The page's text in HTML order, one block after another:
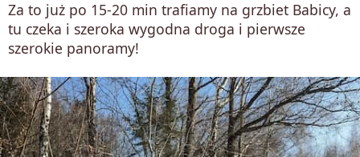
Za to już po 15-20 min trafiamy na grzbiet Babicy, a
tu czeka i szeroka wygodna droga i pierwsze
szerokie panoramy!